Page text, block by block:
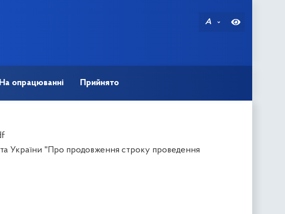
A
На опрацюванні Прийнято
України "Про продовження строку проведення